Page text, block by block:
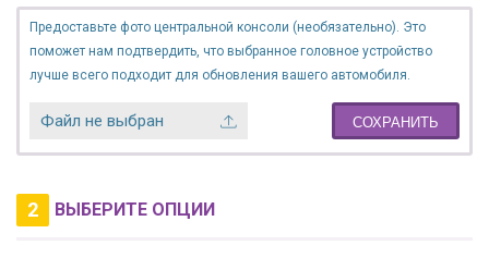
Предоставьте фото центральной консоли (необязательно). Это
поможет нам подтвердить, что выбранное головное устройство
лучше всего подходит для обновления вашего автомобиля.
Файл не выбран СОХРАНИТЬ
2 ВЫБЕРИТЕ ОПЦИИ